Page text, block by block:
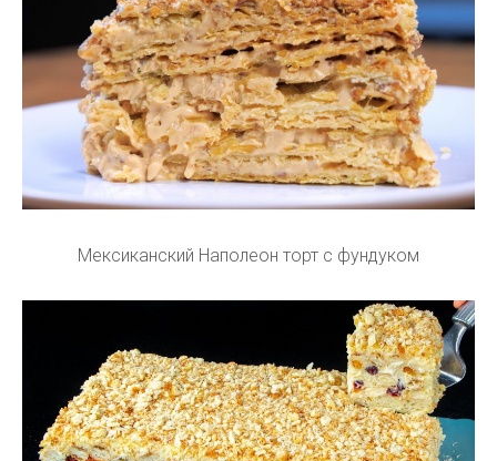
Мексиканский Наполеон торт с фундуком